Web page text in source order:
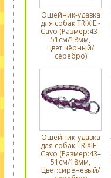
Ошейник-удавка
для собак TRIXIE -
Cavo (Размер:43–
51см/18мм,
Цвет:чёрный/
серебро)
Ошейник-удавка
для собак TRIXIE -
Cavo (Размер:43–
51см/18мм,
Цвет:сиреневый/